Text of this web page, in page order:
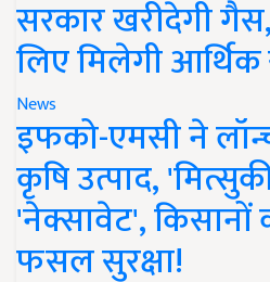
सरकार खरीदेगी
लिए मिलेगी
News
इफको-एमसी ने
कृषि उत्पाद,
'नेक्सावेट', किसानों
फसल सुरक्षा!